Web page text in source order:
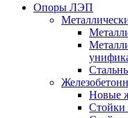
Опоры ЛЭП
Новые
Стойки